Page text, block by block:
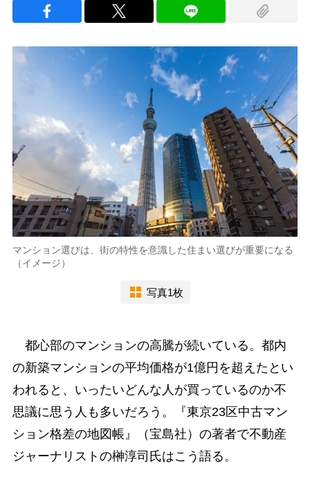
マンション選びは、街の特性を意識した住まい選びが重要になる
（イメージ）
写真1枚
都心部のマンションの高騰が続いている。都内
の新築マンションの平均価格が1億円を超えたとい
われると、いったいどんな人が買っているのか不
思議に思う人も多いだろう。『東京23区中古マン
ション格差の地図帳』（宝島社）の著者で不動産
ジャーナリストの榊淳司氏はこう語る。